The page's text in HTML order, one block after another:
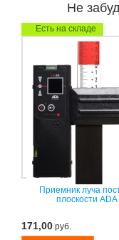
Не
Есть на складе
Приемник луча
плоскости
171,00 руб.